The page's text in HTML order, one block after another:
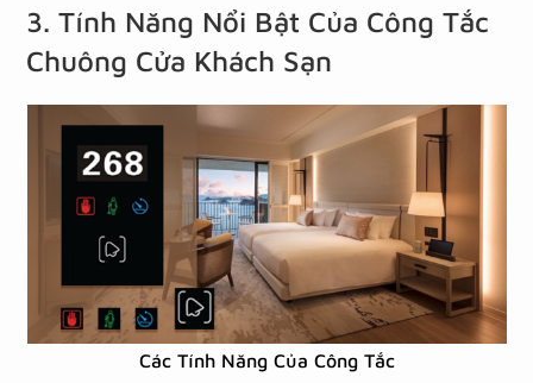
3. Tính Năng Nổi Bật Của Công Tắc
Chuông Cửa Khách Sạn
Các Tính Năng Của Công Tắc